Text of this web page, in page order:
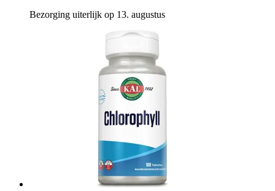
Bezorging uiterlijk op 13. augustus